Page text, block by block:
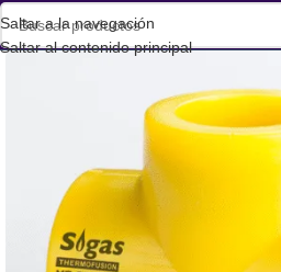
Saltar a la navegación
Saltar al contenido principal